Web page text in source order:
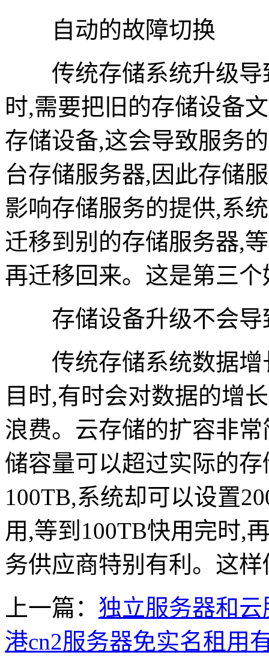
自动的故障切换
传统存储系统升级导
时,需要把旧的存储设备
存储设备,这会导致服务
台存储服务器,因此存储
影响存储服务的提供,系
迁移到别的存储服务器,
再迁移回来。这是第三个
存储设备升级不会导
传统存储系统数据增
目时,有时会对数据的增
浪费。云存储的扩容非
储容量可以超过实际的
100TB,系统却可以设置
用,等到100TB快用完时,
务供应商特别有利。这
上一篇： 独立服务器和
港cn2服务器免实名租用